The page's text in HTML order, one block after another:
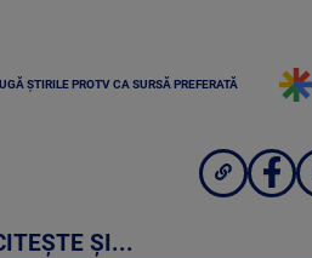
ȘTIRILE PROTV CA SURSĂ PREFERATĂ
ȘI...